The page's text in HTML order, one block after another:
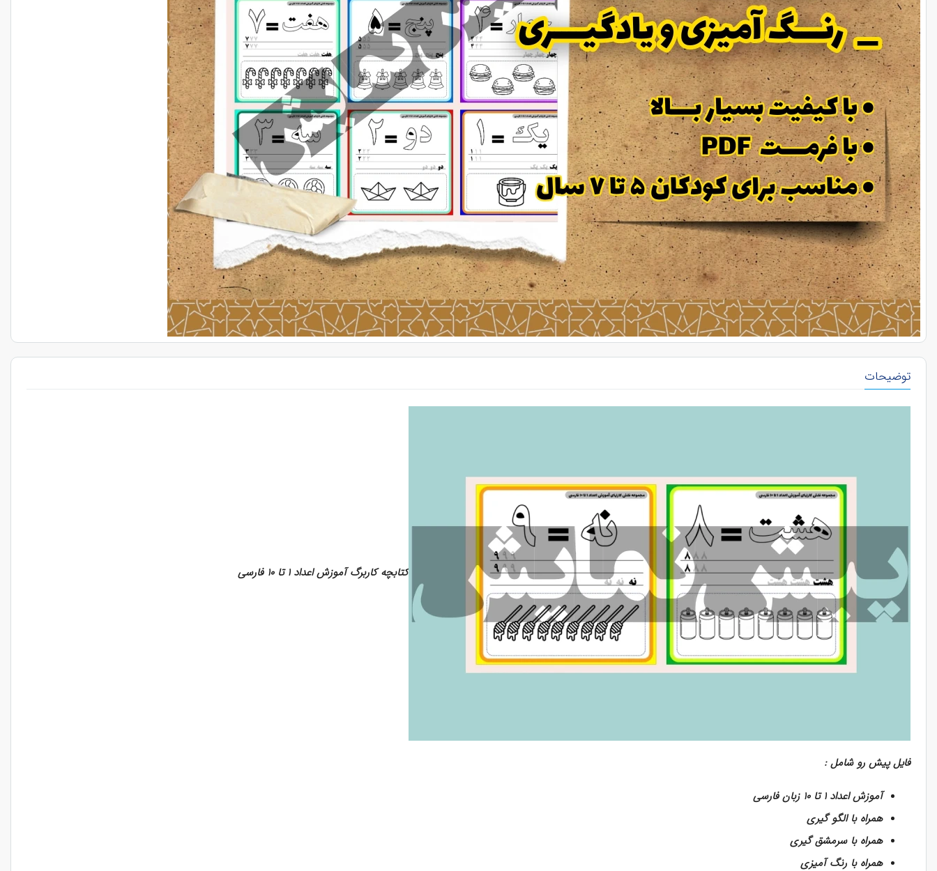
توضیحات
کتابچه کاربرگ آموزش اعداد ۱ تا ۱۰ فارسی
فایل پیش رو شامل :
آموزش اعداد ۱ تا ۱۰ زبان فارسی
همراه با الگو گیری
همراه با سرمشق گیری
همراه با رنگ آمیزی